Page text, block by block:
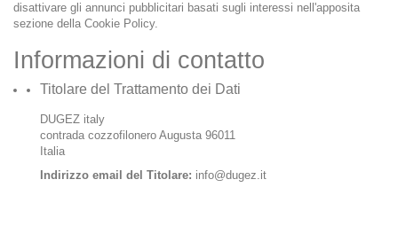
disattivare gli annunci pubblicitari basati sugli interessi nell'apposita
sezione della Cookie Policy.
Informazioni di contatto
Titolare del Trattamento dei Dati
DUGEZ italy
contrada cozzofilonero Augusta 96011
Italia
Indirizzo email del Titolare: info@dugez.it